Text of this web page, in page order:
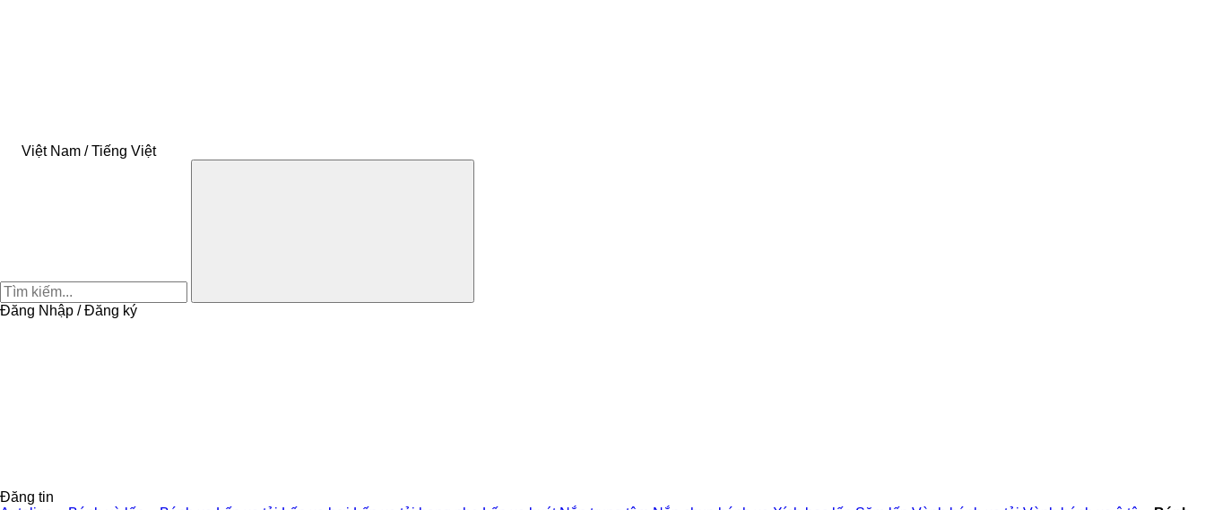
Việt Nam / Tiếng Việt
Đăng Nhập / Đăng ký
Đăng tin